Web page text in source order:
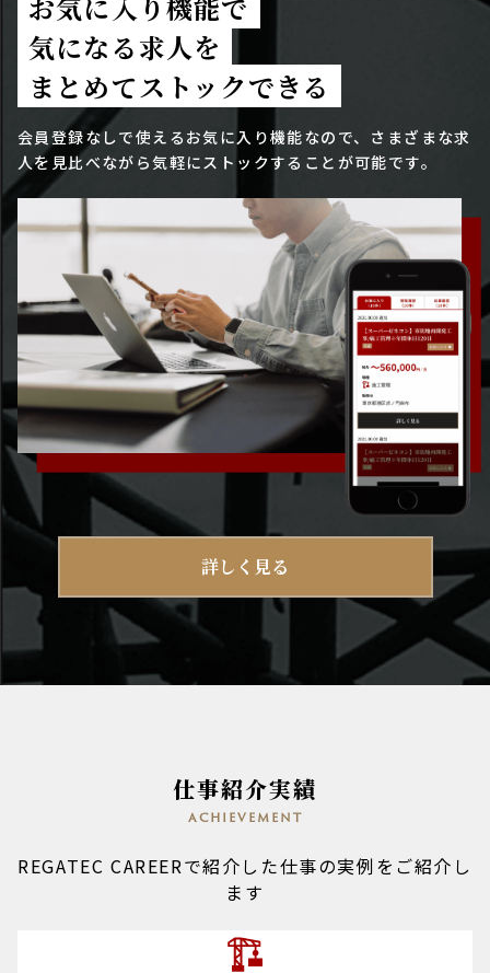
気になる求人を
まとめてストックできる
会員登録なしで使えるお気に入り機能なので、さまざまな求
人を見比べながら気軽にストックすることが可能です。
詳しく見る
仕事紹介実績
achievement
REGATEC CAREERで紹介した仕事の実例をご紹介し
ます